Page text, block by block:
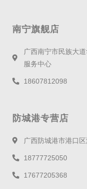
南宁旗舰店
广西南宁市民族大
服务中心
18607812098
防城港专营店
广西防城港市港口
18777725050
17677205368